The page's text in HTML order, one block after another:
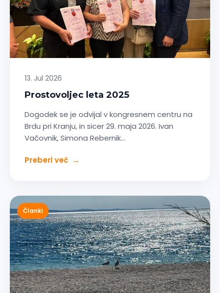
13. Jul 2026
Prostovoljec leta 2025
Dogodek se je odvijal v kongresnem centru na
Brdu pri Kranju, in sicer 29. maja 2026. Ivan
Vačovnik, Simona Rebernik…
Preberi več →
Članki